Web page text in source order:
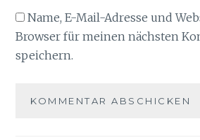
Name, E-Mail-Adresse und
Browser für meinen nächsten
speichern.